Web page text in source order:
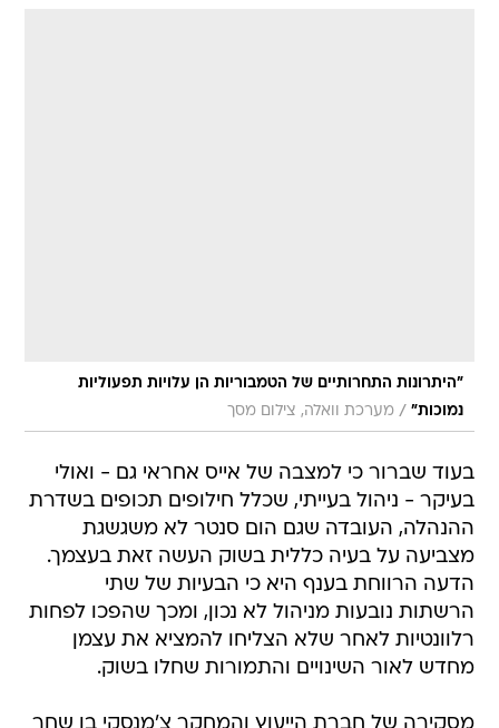
"היתרונות התחרותיים של הטמבוריות הן עלויות תפעוליות
נמוכות" / מערכת וואלה, צילום מסך
בעוד שברור כי למצבה של אייס אחראי גם - ואולי
בעיקר - ניהול בעייתי, שכלל חילופים תכופים בשדרת
ההנהלה, העובדה שגם הום סנטר לא משגשגת
מצביעה על בעיה כללית בשוק העשה זאת בעצמך.
הדעה הרווחת בענף היא כי הבעיות של שתי
הרשתות נובעות מניהול לא נכון, ומכך שהפכו לפחות
רלוונטיות לאחר שלא הצליחו להמציא את עצמן
מחדש לאור השינויים והתמורות שחלו בשוק.